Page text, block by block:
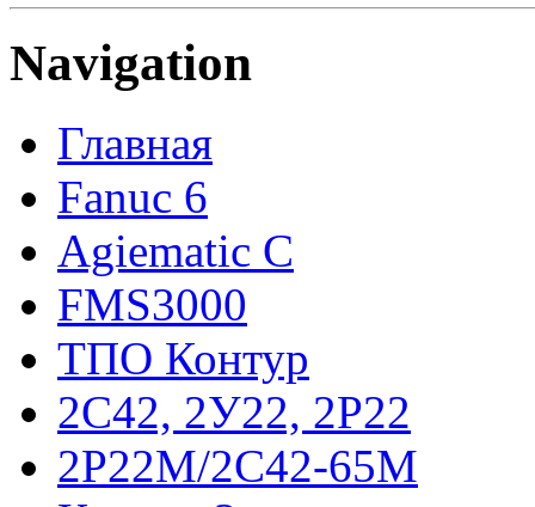
Navigation
Главная
Fanuc 6
Agiematic C
FMS3000
ТПО Контур
2С42, 2У22, 2Р22
2Р22М/2С42-65М